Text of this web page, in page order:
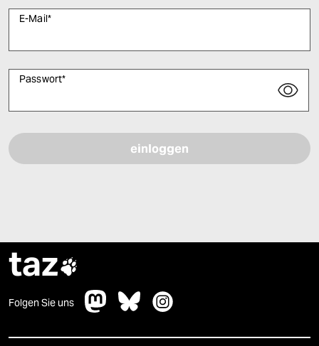
E-Mail*
Passwort*
taz
Folgen Sie uns